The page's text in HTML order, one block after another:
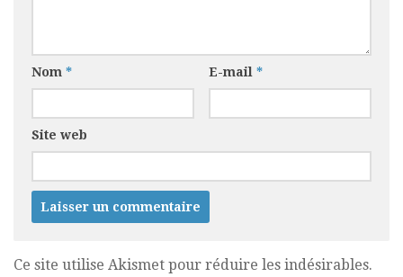
Nom * E-mail *
Site web
Ce site utilise Akismet pour réduire les indésirables.